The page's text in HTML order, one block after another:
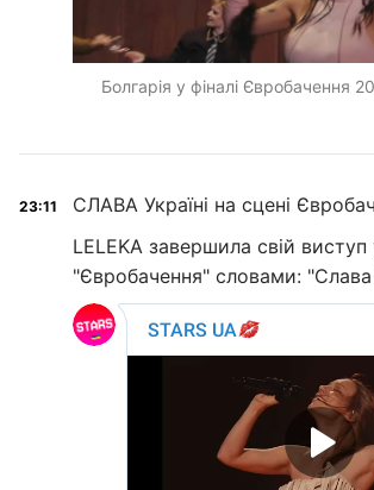
Болгарія у фіналі Євробачення
23:11
СЛАВА Україні на сцені
LELEKA завершила свій виступ
"Євробачення" словами: "Слава